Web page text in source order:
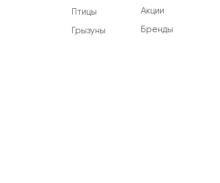
Птицы
Грызуны
Акции
Бренды